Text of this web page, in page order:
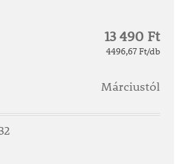
13 490 Ft
4496,67 Ft/db
Márciustól